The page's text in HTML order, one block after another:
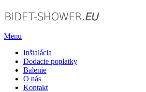
Menu
Inštalácia
Dodacie poplatky
Balenie
O nás
Kontakt